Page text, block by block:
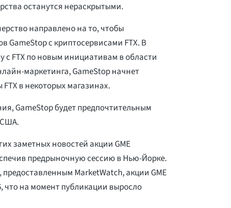
останутся нераскрытыми.
направлено на то, чтобы
GameStop с криптосервисами FTX. В
с FTX по новым инициативам в области
маркетинга, GameStop начнет
в некоторых магазинах.
GameStop будет предпочтительным
заметных новостей акции GME
предрыночную сессию в Нью-Йорке.
MarketWatch, акции GME
что на момент публикации выросло